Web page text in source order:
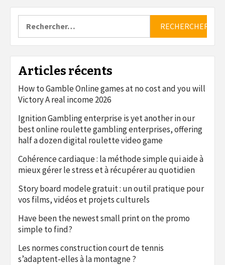
Articles récents
How to Gamble Online games at no cost and you will
Victory A real income 2026
Ignition Gambling enterprise is yet another in our
best online roulette gambling enterprises, offering
half a dozen digital roulette video game
Cohérence cardiaque : la méthode simple qui aide à
mieux gérer le stress et à récupérer au quotidien
Story board modele gratuit : un outil pratique pour
vos films, vidéos et projets culturels
Have been the newest small print on the promo
simple to find?
Les normes construction court de tennis
s’adaptent-elles à la montagne ?